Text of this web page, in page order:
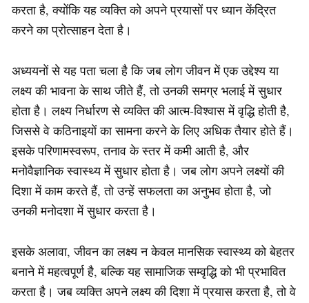
करता है, क्योंकि यह व्यक्ति को अपने प्रयासों पर ध्यान केंद्रित
करने का प्रोत्साहन देता है।
अध्ययनों से यह पता चला है कि जब लोग जीवन में एक उद्देश्य या
लक्ष्य की भावना के साथ जीते हैं, तो उनकी समग्र भलाई में सुधार
होता है। लक्ष्य निर्धारण से व्यक्ति की आत्म-विश्वास में वृद्धि होती है,
जिससे वे कठिनाइयों का सामना करने के लिए अधिक तैयार होते हैं।
इसके परिणामस्वरूप, तनाव के स्तर में कमी आती है, और
मनोवैज्ञानिक स्वास्थ्य में सुधार होता है। जब लोग अपने लक्ष्यों की
दिशा में काम करते हैं, तो उन्हें सफलता का अनुभव होता है, जो
उनकी मनोदशा में सुधार करता है।
इसके अलावा, जीवन का लक्ष्य न केवल मानसिक स्वास्थ्य को बेहतर
बनाने में महत्वपूर्ण है, बल्कि यह सामाजिक सम्वृद्धि को भी प्रभावित
करता है। जब व्यक्ति अपने लक्ष्य की दिशा में प्रयास करता है, तो वे